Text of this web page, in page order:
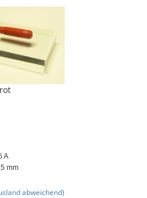
A
mm
abweichend)